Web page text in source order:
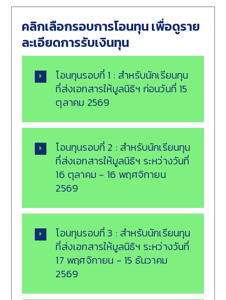
คลิกเลือกรอบการโอนทุน เพื่อดูราย
ละเอียดการรับเงินทุน
โอนทุนรอบที่ 1 : สำหรับนักเรียนทุน
ที่ส่งเอกสารให้มูลนิธิฯ ก่อนวันที่ 15
ตุลาคม 2569
โอนทุนรอบที่ 2 : สำหรับนักเรียนทุน
ที่ส่งเอกสารให้มูลนิธิฯ ระหว่างวันที่
16 ตุลาคม - 16 พฤศจิกายน
2569
โอนทุนรอบที่ 3 : สำหรับนักเรียนทุน
ที่ส่งเอกสารให้มูลนิธิฯ ระหว่างวันที่
17 พฤศจิกายน - 15 ธันวาคม
2569